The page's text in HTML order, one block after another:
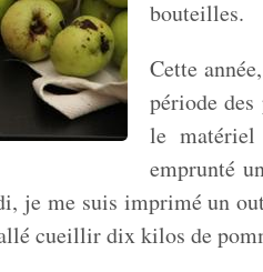
bouteilles.
Cette
période
le matériel
emprunté
je me suis imprimé un
cueillir dix kilos de